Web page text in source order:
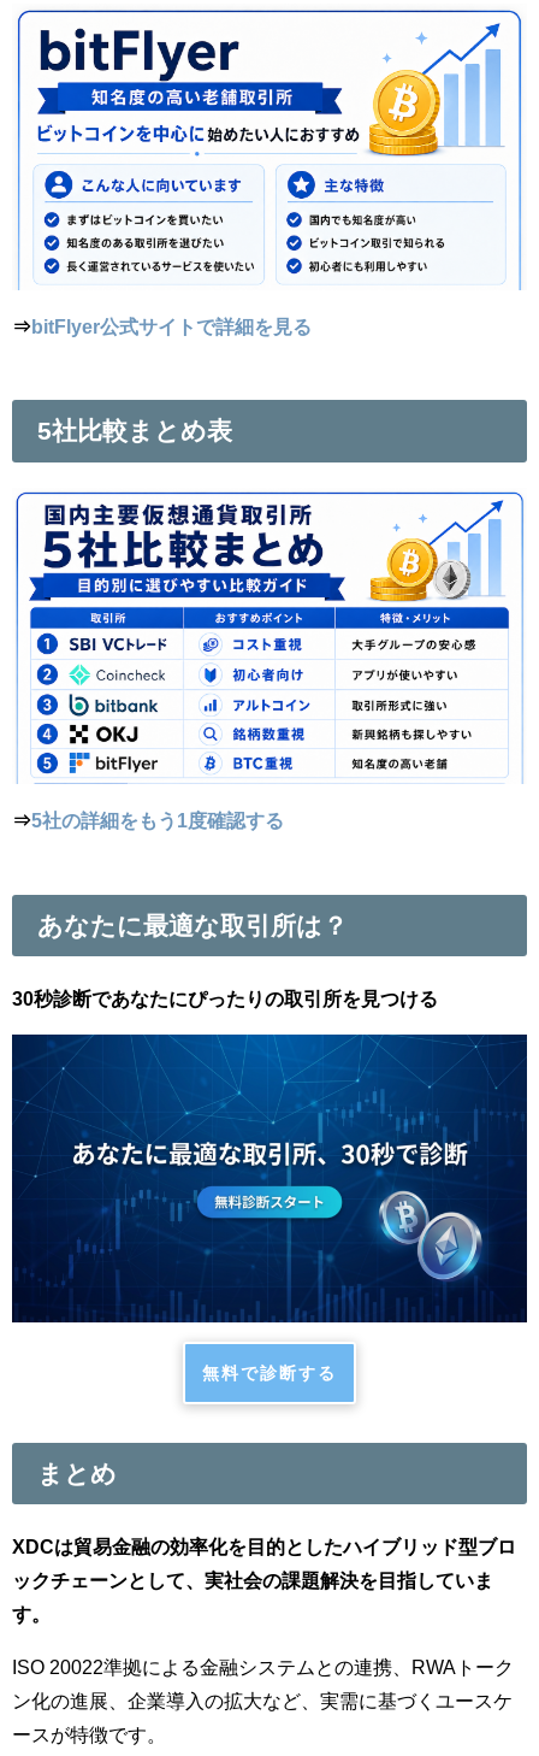
⇒bitFlyer公式サイトで詳細を見る
5社比較まとめ表
⇒5社の詳細をもう1度確認する
あなたに最適な取引所は？
30秒診断であなたにぴったりの取引所を見つける
無料で診断する
まとめ
XDCは貿易金融の効率化を目的としたハイブリッド型ブロ
ックチェーンとして、実社会の課題解決を目指していま
す。
ISO 20022準拠による金融システムとの連携、RWAトーク
ン化の進展、企業導入の拡大など、実需に基づくユースケ
ースが特徴です。